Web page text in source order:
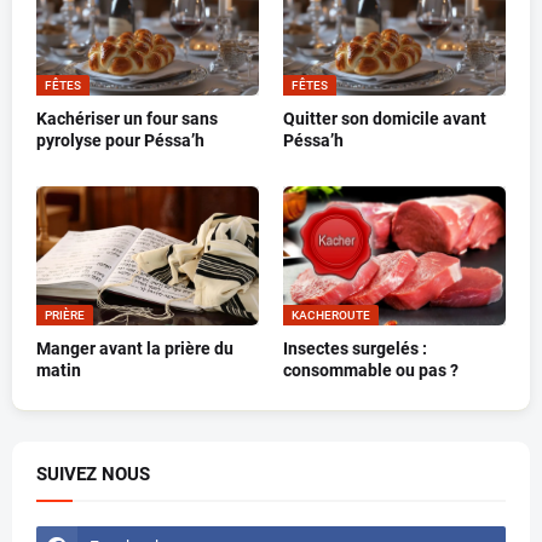
FÊTES
Kachériser un four sans
pyrolyse pour Péssa’h
FÊTES
Quitter son domicile avant
Péssa’h
PRIÈRE
Manger avant la prière du
matin
KACHEROUTE
Insectes surgelés :
consommable ou pas ?
SUIVEZ NOUS